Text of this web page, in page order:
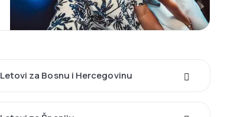
Letovi za Bosnu i Hercegovinu